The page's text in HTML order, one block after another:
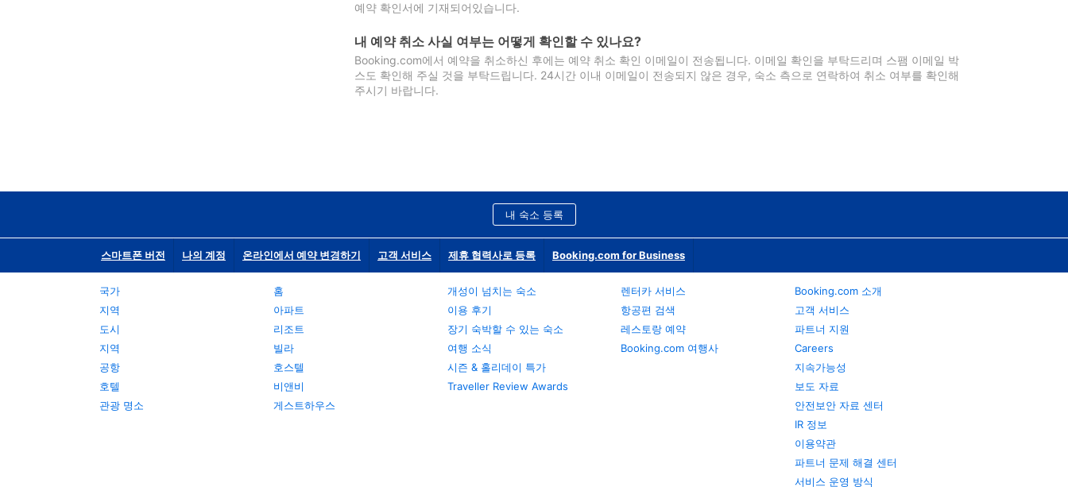
예약 확인서에 기재되어있습니다.
내 예약 취소 사실 여부는 어떻게 확인할 수 있나요?
Booking.com에서 예약을 취소하신 후에는 예약 취소 확인 이메일이 전송됩니다. 이메일 확인을 부탁드리며 스팸 이메일 박
스도 확인해 주실 것을 부탁드립니다. 24시간 이내 이메일이 전송되지 않은 경우, 숙소 측으로 연락하여 취소 여부를 확인해
주시기 바랍니다.
내 숙소 등록
스마트폰 버전 나의 계정 온라인에서 예약 변경하기 고객 서비스 제휴 협력사로 등록 Booking.com for Business
국가
지역
도시
지역
공항
호텔
관광 명소
홈
아파트
리조트
빌라
호스텔
비앤비
게스트하우스
개성이 넘치는 숙소
이용 후기
장기 숙박할 수 있는 숙소
여행 소식
시즌 & 홀리데이 특가
Traveller Review Awards
렌터카 서비스
항공편 검색
레스토랑 예약
Booking.com 여행사
Booking.com 소개
고객 서비스
파트너 지원
Careers
지속가능성
보도 자료
안전보안 자료 센터
IR 정보
이용약관
파트너 문제 해결 센터
서비스 운영 방식